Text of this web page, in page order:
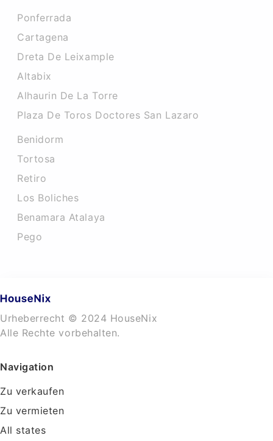
Ponferrada
Cartagena
Dreta De Leixample
Altabix
Alhaurin De La Torre
Plaza De Toros Doctores San Lazaro
Benidorm
Tortosa
Retiro
Los Boliches
Benamara Atalaya
Pego
Urheberrecht © 2024 HouseNix
Alle Rechte vorbehalten.
Navigation
Zu verkaufen
Zu vermieten
All states